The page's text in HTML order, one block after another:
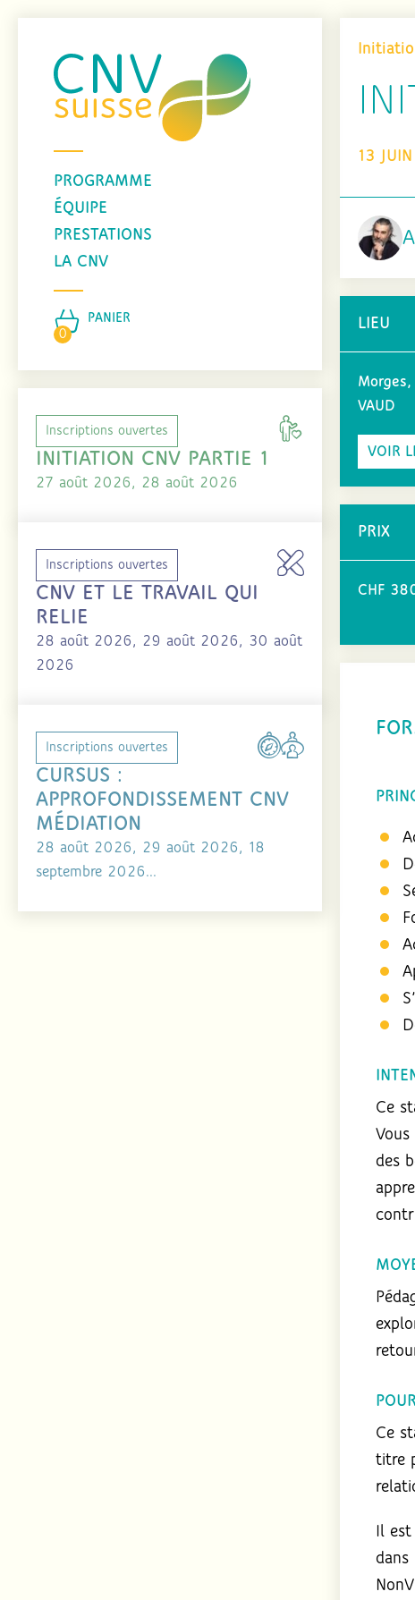
PROGRAMME
ÉQUIPE
PRESTATIONS
LA CNV
0
PANIER
Inscriptions ouvertes
INITIATION CNV PARTIE 1
27 août 2026, 28 août 2026
Inscriptions ouvertes
CNV ET LE TRAVAIL QUI
RELIE
28 août 2026, 29 août 2026, 30 août
2026
Inscriptions ouvertes
CURSUS :
APPROFONDISSEMENT CNV
MÉDIATION
28 août 2026, 29 août 2026, 18
septembre 2026...
13
LIEU
VAUD
VOIR
PRIX
CHF
Ce
des
Ce
titre
Il est
dans